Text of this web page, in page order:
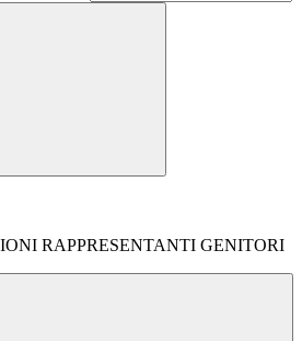
RAPPRESENTANTI GENITORI